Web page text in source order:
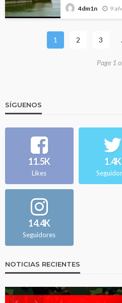
4dm1n 9
1 2 3
Page 1
SÍGUENOS
11.5K
Likes
1.4K
14.4K
Seguidores
NOTICIAS RECIENTES